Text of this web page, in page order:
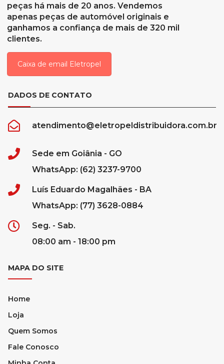
peças há mais de 20 anos. Vendemos
apenas peças de automóvel originais e
ganhamos a confiança de mais de 320 mil
clientes.
Caixa de email Eletropel
DADOS DE CONTATO
atendimento@eletropeldistribuidora.com.br
Sede em Goiânia - GO
WhatsApp: (62) 3237-9700
Luís Eduardo Magalhães - BA
WhatsApp: (77) 3628-0884
Seg. - Sab.
08:00 am - 18:00 pm
MAPA DO SITE
Home
Loja
Quem Somos
Fale Conosco